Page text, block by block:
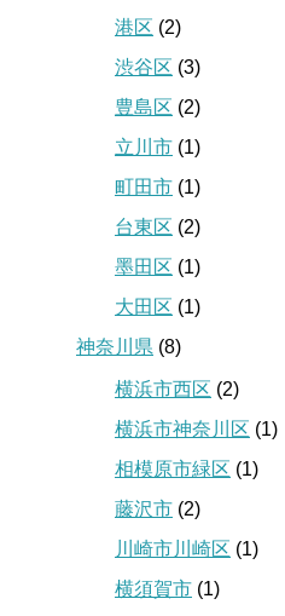
港区 (2)
渋谷区 (3)
豊島区 (2)
立川市 (1)
町田市 (1)
台東区 (2)
墨田区 (1)
大田区 (1)
神奈川県 (8)
横浜市西区 (2)
横浜市神奈川区 (1)
相模原市緑区 (1)
藤沢市 (2)
川崎市川崎区 (1)
横須賀市 (1)